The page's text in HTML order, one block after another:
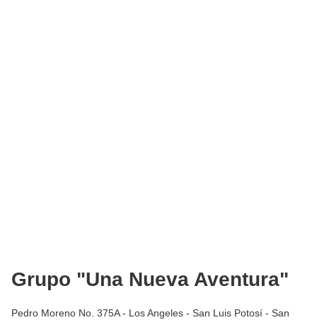
Grupo "Una Nueva Aventura"
Pedro Moreno No. 375A - Los Angeles - San Luis Potosí - San